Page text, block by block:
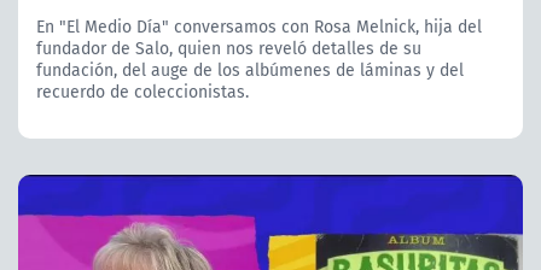
En "El Medio Día" conversamos con Rosa Melnick, hija del
fundador de Salo, quien nos reveló detalles de su
fundación, del auge de los albúmenes de láminas y del
recuerdo de coleccionistas.